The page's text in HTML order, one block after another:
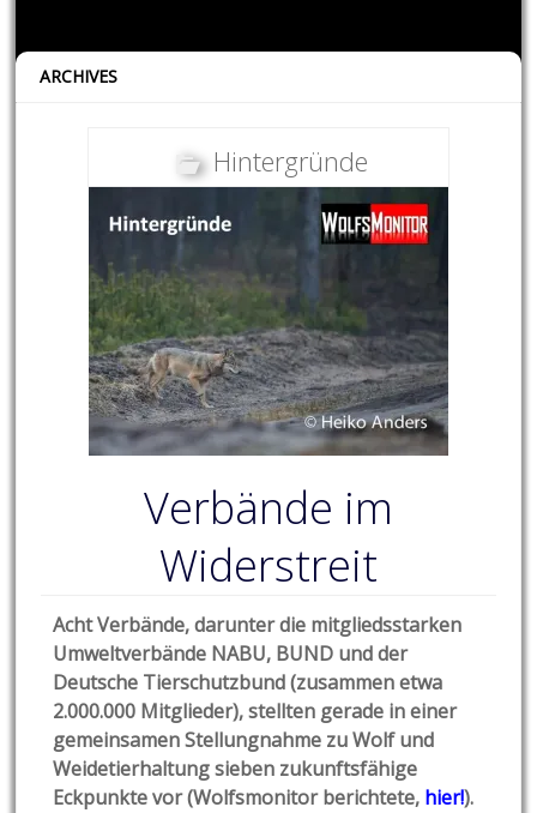
ARCHIVES
Hintergründe
Verbände im
Widerstreit
Acht Verbände, darunter die mitgliedsstarken
Umweltverbände NABU, BUND und der
Deutsche Tierschutzbund (zusammen etwa
2.000.000 Mitglieder), stellten gerade in einer
gemeinsamen Stellungnahme zu Wolf und
Weidetierhaltung sieben zukunftsfähige
Eckpunkte vor (Wolfsmonitor berichtete, hier!).